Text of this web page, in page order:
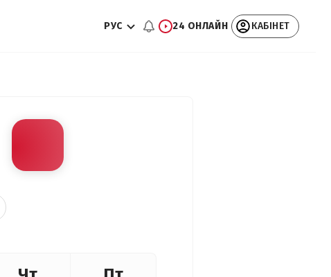
РУС 24 ОНЛАЙН КАБІНЕТ